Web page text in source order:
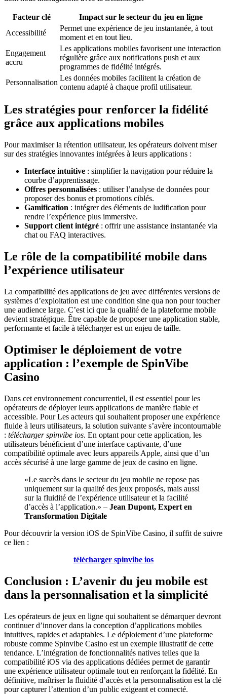
Facteur clé
Impact sur le secteur du jeu en ligne
Accessibilité
Permet une expérience de jeu instantanée, à tout
moment et en tout lieu.
Engagement
accru
Les applications mobiles favorisent une interaction
régulière grâce aux notifications push et aux
programmes de fidélité intégrés.
Personnalisation
Les données mobiles facilitent la création de
contenu adapté à chaque profil utilisateur.
Les stratégies pour renforcer la fidélité
grâce aux applications mobiles
Pour maximiser la rétention utilisateur, les opérateurs doivent miser
sur des stratégies innovantes intégrées à leurs applications :
Interface intuitive : simplifier la navigation pour réduire la
courbe d’apprentissage.
Offres personnalisées : utiliser l’analyse de données pour
proposer des bonus et promotions ciblés.
Gamification : intégrer des éléments de ludification pour
rendre l’expérience plus immersive.
Support client intégré : offrir une assistance instantanée via
chat ou FAQ interactives.
Le rôle de la compatibilité mobile dans
l’expérience utilisateur
La compatibilité des applications de jeu avec différentes versions de
systèmes d’exploitation est une condition sine qua non pour toucher
une audience large. C’est ici que la qualité de la plateforme mobile
devient stratégique. Être capable de proposer une application stable,
performante et facile à télécharger est un enjeu de taille.
Optimiser le déploiement de votre
application : l’exemple de SpinVibe
Casino
Dans cet environnement concurrentiel, il est essentiel pour les
opérateurs de déployer leurs applications de manière fiable et
accessible. Pour Les acteurs qui souhaitent proposer une expérience
fluide à leurs utilisateurs, la solution suivante s’avère incontournable
: télécharger spinvibe ios. En optant pour cette application, les
utilisateurs bénéficient d’une interface captivante, d’une
compatibilité optimale avec leurs appareils Apple, ainsi que d’un
accès sécurisé à une large gamme de jeux de casino en ligne.
«Le succès dans le secteur du jeu mobile ne repose pas
uniquement sur la qualité des jeux proposés, mais aussi
sur la fluidité de l’expérience utilisateur et la facilité
d’accès à l’application.» – Jean Dupont, Expert en
Transformation Digitale
Pour découvrir la version iOS de SpinVibe Casino, il suffit de suivre
ce lien :
télécharger spinvibe ios
Conclusion : L’avenir du jeu mobile est
dans la personnalisation et la simplicité
Les opérateurs de jeux en ligne qui souhaitent se démarquer devront
continuer d’innover dans la conception d’applications mobiles
intuitives, rapides et adaptables. Le déploiement d’une plateforme
robuste comme Spinvibe Casino est un exemple illustratif de cette
tendance. L’intégration de fonctionnalités natives telles que la
compatibilité iOS via des applications dédiées permet de garantir
une expérience utilisateur optimale tout en renforçant la fidélité. En
définitive, maîtriser la fluidité d’accès et la personnalisation est la clé
pour capturer l’attention d’un public exigeant et connecté.